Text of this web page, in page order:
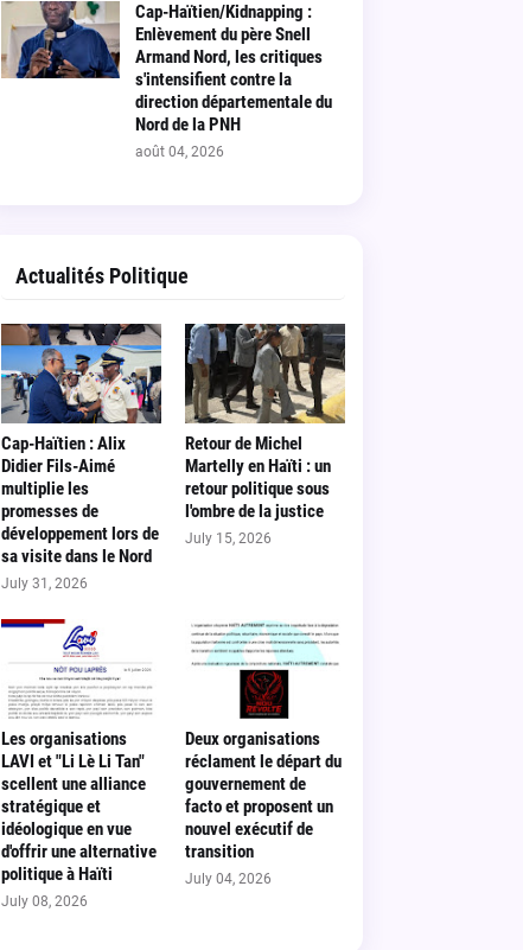
Cap-Haïtien/Kidnapping :
Enlèvement du père Snell
Armand Nord, les critiques
s'intensifient contre la
direction départementale du
Nord de la PNH
août 04, 2026
Actualités Politique
Cap-Haïtien : Alix
Didier Fils-Aimé
multiplie les
promesses de
développement lors de
sa visite dans le Nord
July 31, 2026
Retour de Michel
Martelly en Haïti : un
retour politique sous
l'ombre de la justice
July 15, 2026
Les organisations
LAVI et "Li Lè Li Tan"
scellent une alliance
stratégique et
idéologique en vue
d'offrir une alternative
politique à Haïti
July 08, 2026
Deux organisations
réclament le départ du
gouvernement de
facto et proposent un
nouvel exécutif de
transition
July 04, 2026